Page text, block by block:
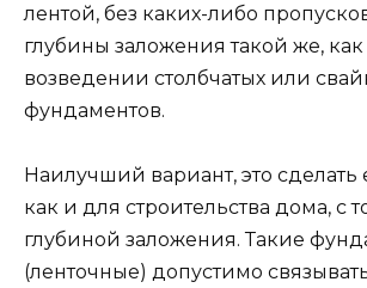
лентой, без каких-либо
глубины заложения такой же,
возведении столбчатых или
фундаментов.
Наилучший вариант, это сделать
как и для строительства дома, с
глубиной заложения. Такие
(ленточные) допустимо